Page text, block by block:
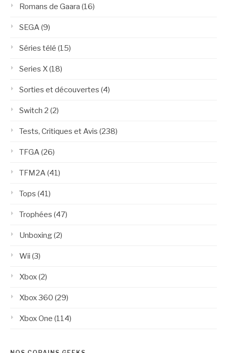
Romans de Gaara (16)
SEGA(9)
Séries télé (15)
Series X(18)
Sorties et découvertes (4)
Switch 2 (2)
Tests, Critiques et Avis (238)
TFGA(26)
TFM2A(41)
Tops (41)
Trophées (47)
Unboxing(2)
Wii (3)
Xbox(2)
Xbox 360 (29)
Xbox One (114)